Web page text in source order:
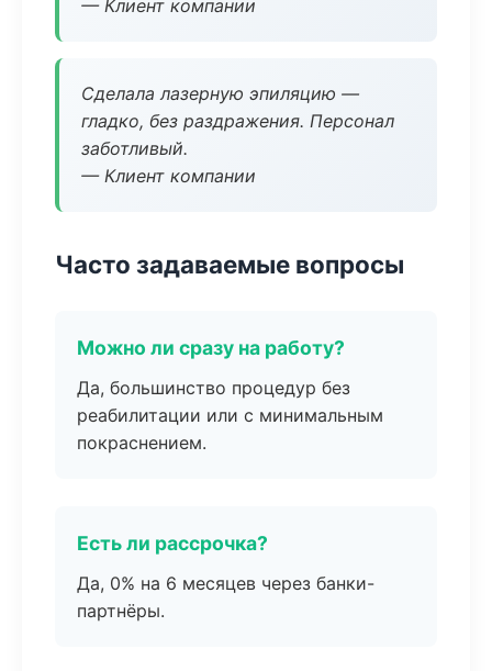
— Клиент компании
Сделала лазерную эпиляцию —
гладко, без раздражения. Персонал
заботливый.
— Клиент компании
Часто задаваемые вопросы
Можно ли сразу на работу?
Да, большинство процедур без
реабилитации или с минимальным
покраснением.
Есть ли рассрочка?
Да, 0% на 6 месяцев через банки-
партнёры.